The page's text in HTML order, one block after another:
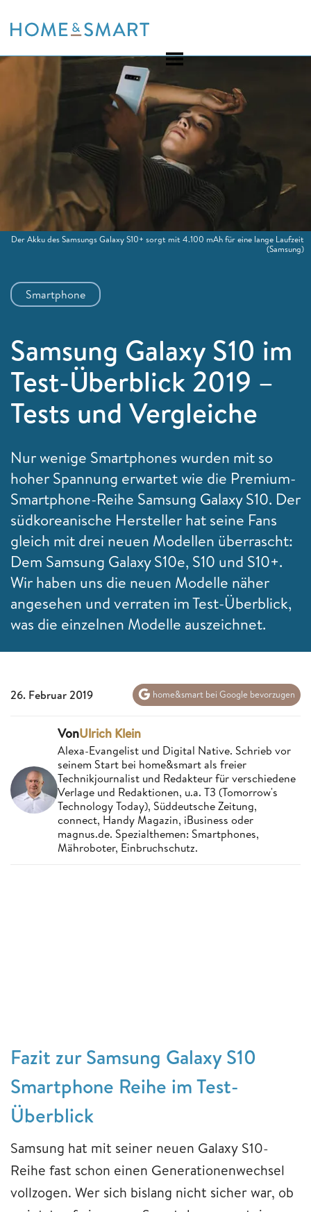
to
Smartphone
Samsung Galaxy S10 im
Test-Überblick 2019 –
Tests und Vergleiche
Nur wenige Smartphones wurden mit so
hoher Spannung erwartet wie die Premium-
Smartphone-Reihe Samsung Galaxy S10. Der
südkoreanische Hersteller hat seine Fans
gleich mit drei neuen Modellen überrascht:
Dem Samsung Galaxy S10e, S10 und S10+.
Wir haben uns die neuen Modelle näher
angesehen und verraten im Test-Überblick,
was die einzelnen Modelle auszeichnet.
Der Akku des Samsungs Galaxy S10+ sorgt mit 4.100 mAh für eine lange Laufzeit
(Samsung)
26. Februar 2019 home&smart bei Google bevorzugen
VonUlrich Klein
Alexa-Evangelist und Digital Native. Schrieb vor
seinem Start bei home&smart als freier
Technikjournalist und Redakteur für verschiedene
Verlage und Redaktionen, u.a. T3 (Tomorrow's
Technology Today), Süddeutsche Zeitung,
connect, Handy Magazin, iBusiness oder
magnus.de. Spezialthemen: Smartphones,
Mähroboter, Einbruchschutz.
Fazit zur Samsung Galaxy S10
Smartphone Reihe im Test-
Überblick
Samsung hat mit seiner neuen Galaxy S10-
Reihe fast schon einen Generationenwechsel
vollzogen. Wer sich bislang nicht sicher war, ob